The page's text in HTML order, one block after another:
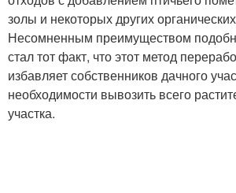
золы и некоторых других
Несомненным преимуществом
стал тот факт, что этот метод
избавляет собственников дачного
необходимости вывозить всего
участка.